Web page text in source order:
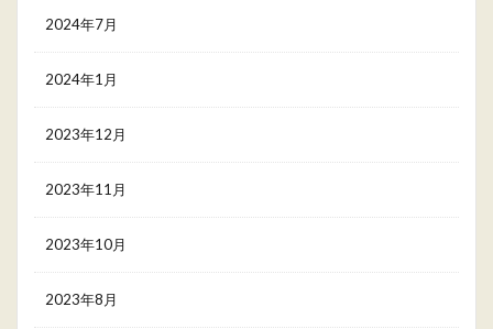
2024年7月
2024年1月
2023年12月
2023年11月
2023年10月
2023年8月